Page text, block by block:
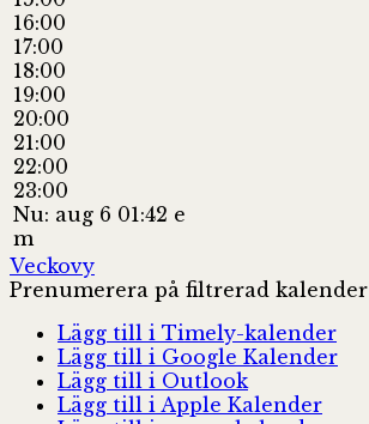
16:00
17:00
18:00
19:00
20:00
21:00
22:00
23:00
Nu: aug 6 01:42 e
m
Veckovy
Prenumerera på filtrerad kalender
Lägg till i Timely-kalender
Lägg till i Google Kalender
Lägg till i Outlook
Lägg till i Apple Kalender